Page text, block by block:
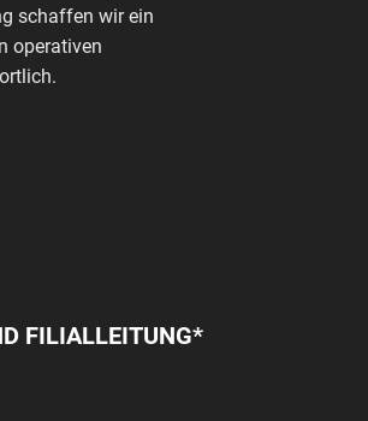
schaffen wir ein
operativen
FILIALLEITUNG*